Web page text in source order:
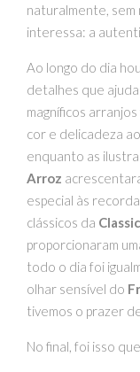
naturalmente,
interessa: a
Ao longo do dia
detalhes que
magníficos
cor e delicadeza
enquanto as
Arroz
especial às
clássicos da
proporcionaram
todo o dia foi
olhar sensível do
tivemos o prazer
No final, foi isso